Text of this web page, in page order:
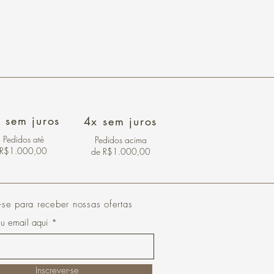
sem juros
Pedidos até
R$1.000,00
4x sem juros
Pedidos acima
de R$1.000,00
para receber nossas ofertas
email aqui
Inscrever-se